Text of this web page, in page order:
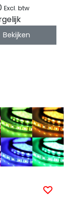
Excl. btw
Bekijken